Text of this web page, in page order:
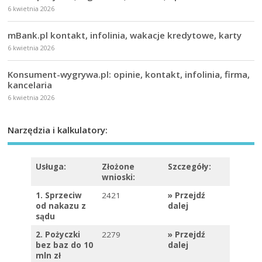
6 kwietnia 2026
mBank.pl kontakt, infolinia, wakacje kredytowe, karty
6 kwietnia 2026
Konsument-wygrywa.pl: opinie, kontakt, infolinia, firma,
kancelaria
6 kwietnia 2026
Narzędzia i kalkulatory:
Usługa:
Złożone
wnioski:
Szczegóły:
1. Sprzeciw
od nakazu z
sądu
2421 » Przejdź
dalej
2. Pożyczki
bez baz do 10
mln zł
2279 » Przejdź
dalej